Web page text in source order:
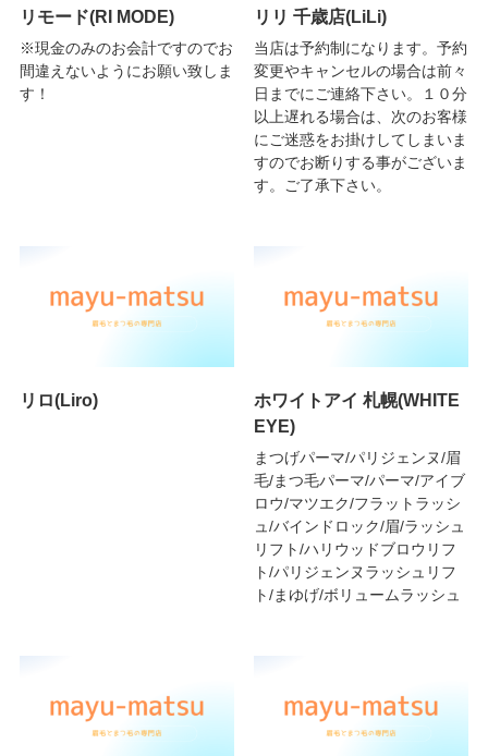
リモード(RI MODE)
※現金のみのお会計ですのでお
間違えないようにお願い致しま
す！
リリ 千歳店(LiLi)
当店は予約制になります。予約
変更やキャンセルの場合は前々
日までにご連絡下さい。１０分
以上遅れる場合は、次のお客様
にご迷惑をお掛けしてしまいま
すのでお断りする事がございま
す。ご了承下さい。
リロ(Liro)
ホワイトアイ 札幌(WHITE
EYE)
まつげパーマ/パリジェンヌ/眉
毛/まつ毛パーマ/パーマ/アイブ
ロウ/マツエク/フラットラッシ
ュ/バインドロック/眉/ラッシュ
リフト/ハリウッドブロウリフ
ト/パリジェンヌラッシュリフ
ト/まゆげ/ボリュームラッシュ